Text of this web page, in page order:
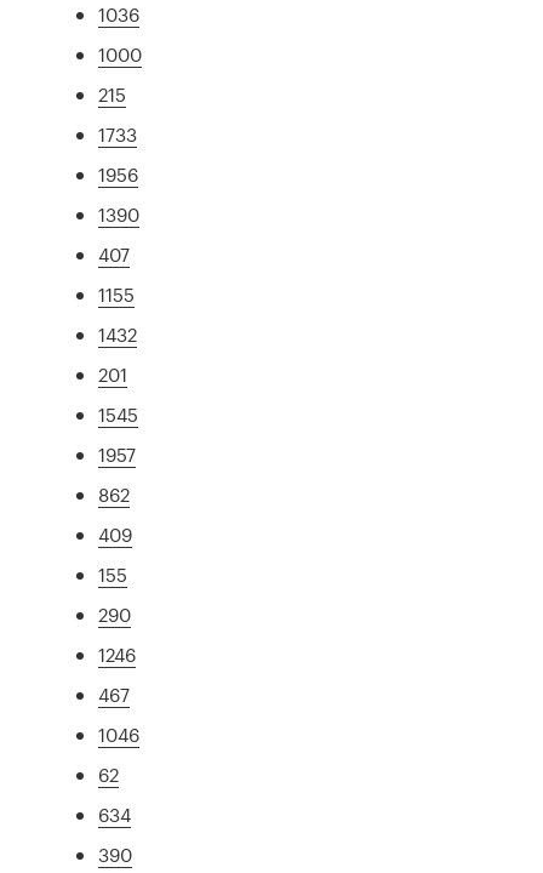
1036
1000
215
1733
1956
1390
407
1155
1432
201
1545
1957
862
409
155
290
1246
467
1046
62
634
390